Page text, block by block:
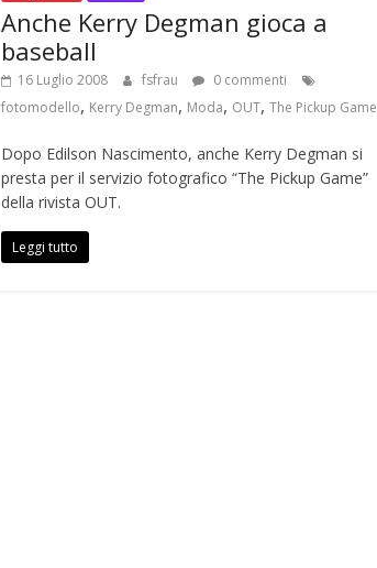
Anche Kerry Degman gioca a
baseball
16 Luglio 2008 fsfrau
0 commenti
fotomodello, Kerry Degman, Moda, OUT,The Pickup Game
Dopo Edilson Nascimento, anche Kerry Degman si
presta per il servizio fotografico “The Pickup Game”
della rivista OUT.
Leggi tutto